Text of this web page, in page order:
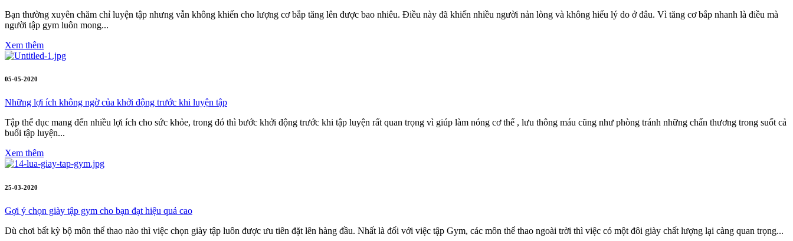
Bạn thường xuyên chăm chỉ luyện tập nhưng vẫn không khiến cho lượng cơ bắp tăng lên được bao nhiêu. Điều này đã khiến nhiều người nản lòng và không hiểu lý do ở đâu. Vì tăng cơ bắp nhanh là điều mà
người tập gym luôn mong...
Xem thêm
05-05-2020
Những lợi ích không ngờ của khởi động trước khi luyện tập
Tập thể dục mang đến nhiều lợi ích cho sức khỏe, trong đó thì bước khởi động trước khi tập luyện rất quan trọng vì giúp làm nóng cơ thể , lưu thông máu cũng như phòng tránh những chấn thương trong suốt cả
buổi tập luyện...
Xem thêm
25-03-2020
Gợi ý chọn giày tập gym cho bạn đạt hiệu quả cao
Dù chơi bất kỳ bộ môn thể thao nào thì việc chọn giày tập luôn được ưu tiên đặt lên hàng đầu. Nhất là đối với việc tập Gym, các môn thể thao ngoài trời thì việc có một đôi giày chất lượng lại càng quan trọng...